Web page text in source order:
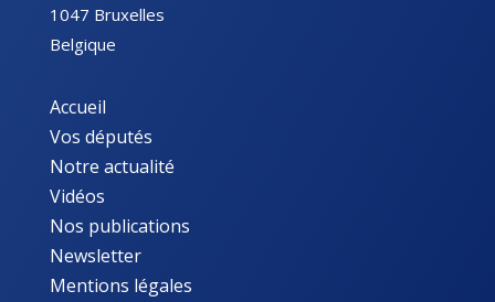
1047 Bruxelles
Belgique
Accueil
Vos députés
Notre actualité
Vidéos
Nos publications
Newsletter
Mentions légales